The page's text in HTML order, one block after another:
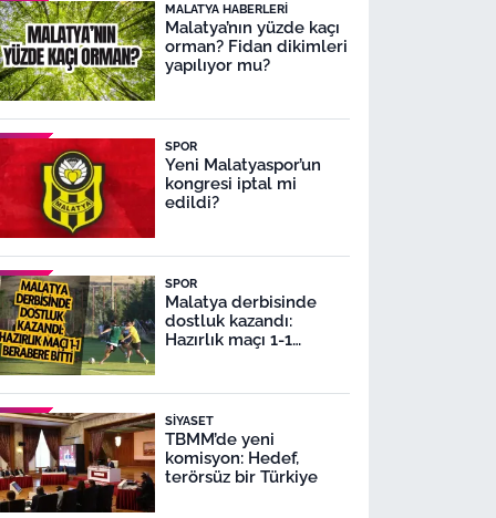
MALATYA HABERLERI
Malatya’nın yüzde kaçı
orman? Fidan dikimleri
yapılıyor mu?
SPOR
Yeni Malatyaspor’un
kongresi iptal mi
edildi?
SPOR
Malatya derbisinde
dostluk kazandı:
Hazırlık maçı 1-1
SIYASET
TBMM’de yeni
komisyon: Hedef,
terörsüz bir Türkiye